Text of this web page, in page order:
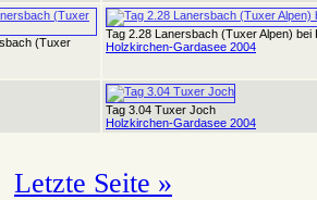
(Tuxer
Tag 2.28 Lanersbach (Tuxer Alpen) bei
Holzkirchen-Gardasee 2004
Tag 3.04 Tuxer Joch
Holzkirchen-Gardasee 2004
Letzte Seite »